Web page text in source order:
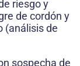
riesgo y
de cordón y
(análisis de
sospecha de